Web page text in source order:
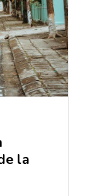
la